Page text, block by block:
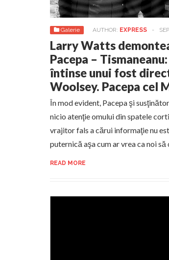
Galerie AUTHOR: EXPRESS -
Larry Watts
Pacepa –
întinse unui fost
Woolsey. Pacepa cel
În mod evident, Pacepa şi
nicio atenţie omului din spatele
vrajitor fals a cărui informaţie nu
puternică aşa cum ar vrea ca noi să
READ MORE